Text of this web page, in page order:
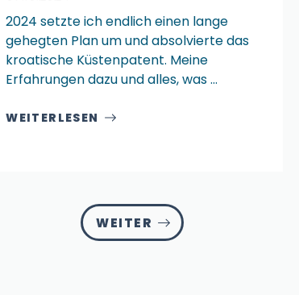
2024 setzte ich endlich einen lange
gehegten Plan um und absolvierte das
kroatische Küstenpatent. Meine
Erfahrungen dazu und alles, was ...
WEITERLESEN
WEITER